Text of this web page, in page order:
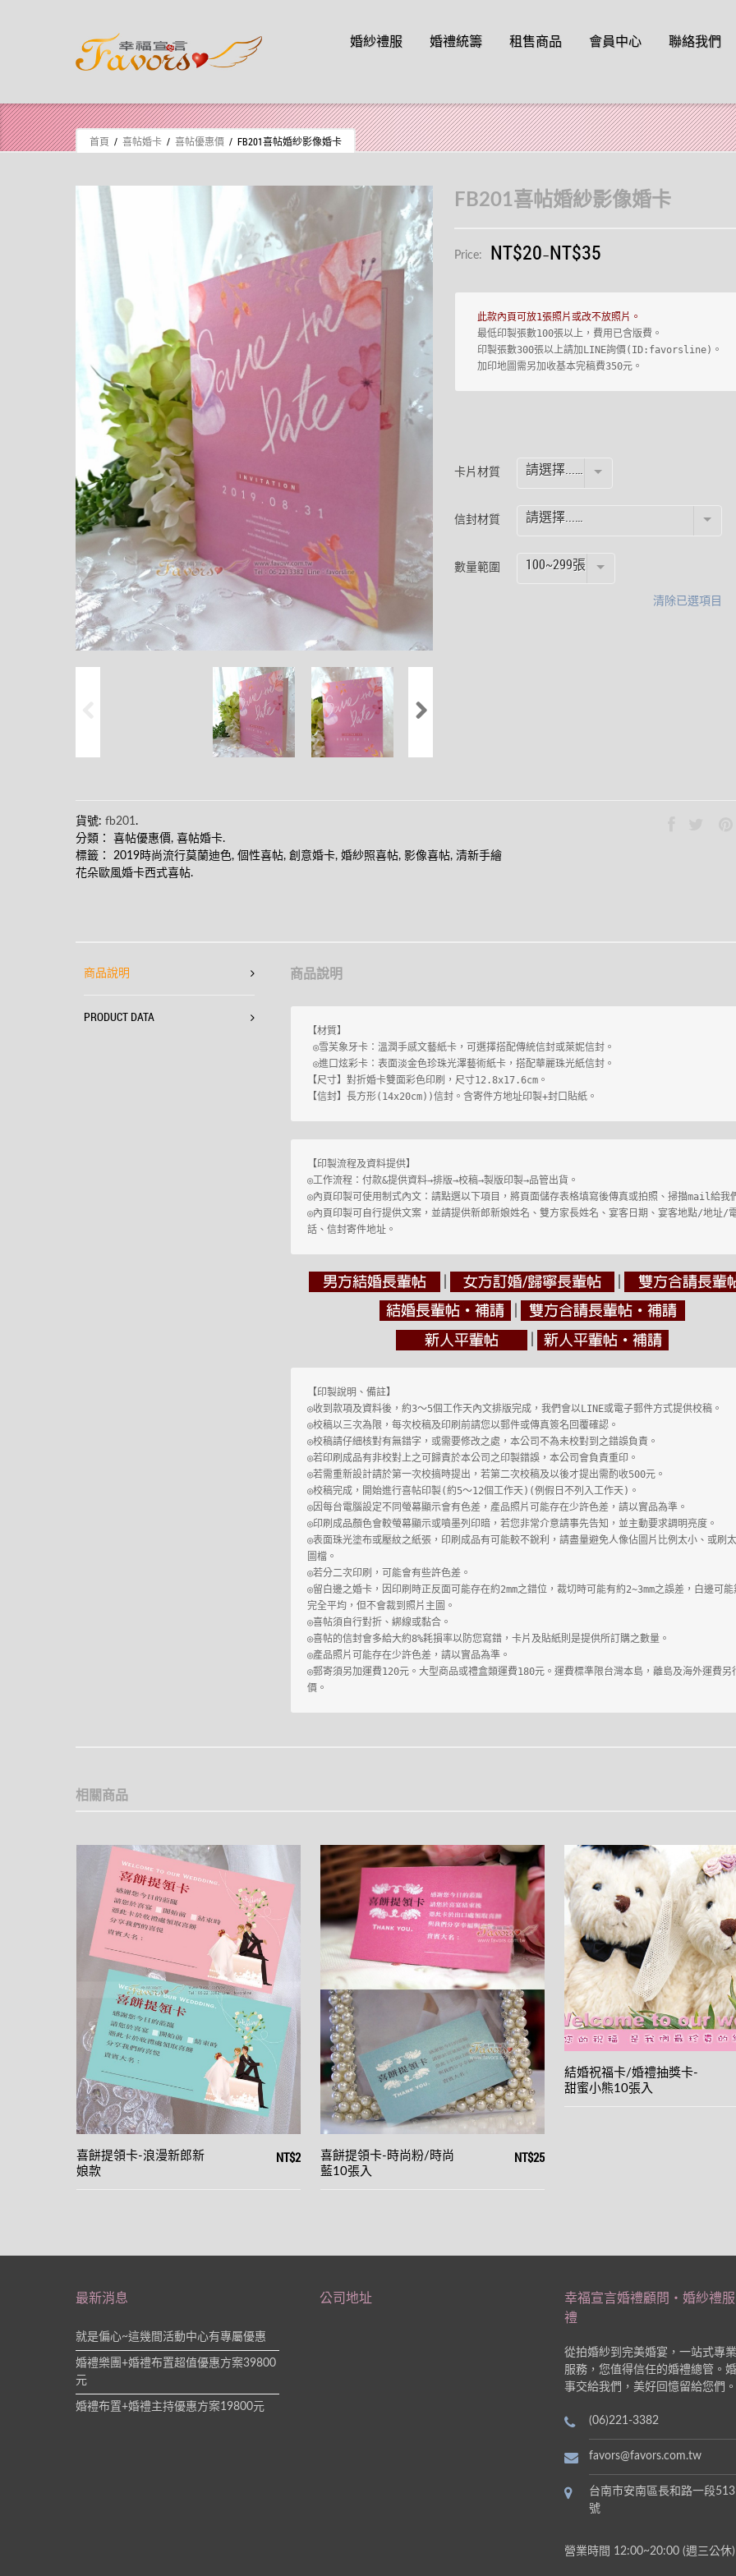
Skip to content
婚紗禮服 婚禮統籌 租售商品 會員中心 聯絡我們
Skip to content
首頁 / 喜帖婚卡 / 喜帖優惠價 / FB201喜帖婚紗影像婚卡
FB201喜帖婚紗影像婚卡
Price: NT$20–NT$35
最低印製張數100張以上，費用已含版費。
加印地圖需另加收基本完稿費350元。
卡片材質 請選擇...…
信封材質 請選擇...…
數量範圍 100~299張
清除已選項目
貨號: fb201 .
分類： 喜帖優惠價, 喜帖婚卡.
標籤： 2019時尚流行莫蘭迪色, 個性喜帖, 創意婚卡, 婚紗照喜帖, 影像喜帖, 清新手繪
花朵歐風婚卡西式喜帖.
商品說明
PRODUCT DATA
商品說明
【材質】
◎雪芙象牙卡：溫潤手感文藝紙卡，可選擇搭配傳統信封或萊妮信封。
◎進口炫彩卡：表面淡金色珍珠光澤藝術紙卡，搭配華麗珠光紙信封。
【尺寸】對折婚卡雙面彩色印刷，尺寸12.8x17.6cm。
【信封】長方形(14x20cm))信封。含寄件方地址印製+封口貼紙。
【印製流程及資料提供】
◎工作流程：付款&提供資料→排版→校稿→製版印製→品管出貨。
◎內頁印製可使用制式內文： 請點選以下項目，將頁面儲存表格填寫後傳真或拍照、掃描mail給我
◎內頁印製可自行提供文案，並請提供新郎新娘姓名、雙方家長姓名、宴客日期、宴客地點/地址/
話、信封寄件地址。
【印製說明、備註】
◎校稿以三次為限，每次校稿及印刷前請您以郵件或傳真簽名回覆確認。
◎校稿請仔細核對有無錯字，或需要修改之處，本公司不為未校對到之錯誤負責。
◎若印刷成品有非校對上之可歸責於本公司之印製錯誤，本公司會負責重印。
◎若需重新設計請於第一次校搞時提出，若第二次校稿及以後才提出需酌收500元。
◎校稿完成，開始進行喜帖印製(約5～12個工作天)(例假日不列入工作天)。
◎因每台電腦設定不同螢幕顯示會有色差，產品照片可能存在少許色差，請以實品為準。
◎印刷成品顏色會較螢幕顯示或噴墨列印暗，若您非常介意請事先告知，並主動要求調明亮度。
◎表面珠光塗布或壓紋之紙張，印刷成品有可能較不銳利，請盡量避免人像佔圖片比例太小、或刷
圖檔。
◎若分二次印刷，可能會有些許色差。
◎留白邊之婚卡，因印刷時正反面可能存在約2mm之錯位，裁切時可能有約2~3mm之誤差，白邊可能
完全平均，但不會裁到照片主圖。
◎喜帖須自行對折、綁線或黏合。
◎喜帖的信封會多給大約8%耗損率以防您寫錯，卡片及貼紙則是提供所訂購之數量。
◎郵寄須另加運費120元。大型商品或禮盒類運費180元。運費標準限台灣本島，離島及海外運費另
價。
相關商品
喜餅提領卡-浪漫新郎新
娘款
NT$2
喜餅提領卡-時尚粉/時尚
藍10張入
NT$25
結婚祝福卡/婚禮抽獎卡-
甜蜜小熊10張入
最新消息
就是偏心~這幾間活動中心有專屬優惠
婚禮樂團+婚禮布置超值優惠方案39800
元
婚禮布置+婚禮主持優惠方案19800元
公司地址
幸福宣言婚禮顧問‧婚紗禮
禮
從拍婚紗到完美婚宴，一站式專
服務，您值得信任的婚禮總管。
事交給我們，美好回憶留給您們。
(06)221-3382
favors@favors.com.tw
台南市安南區長和路一段513
號
營業時間 12:00~20:00 (週三公休)